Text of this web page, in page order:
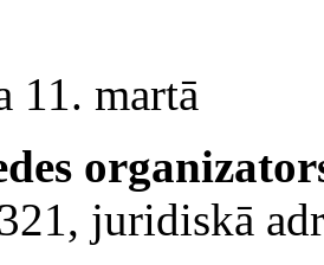
11. martā
juridiskā